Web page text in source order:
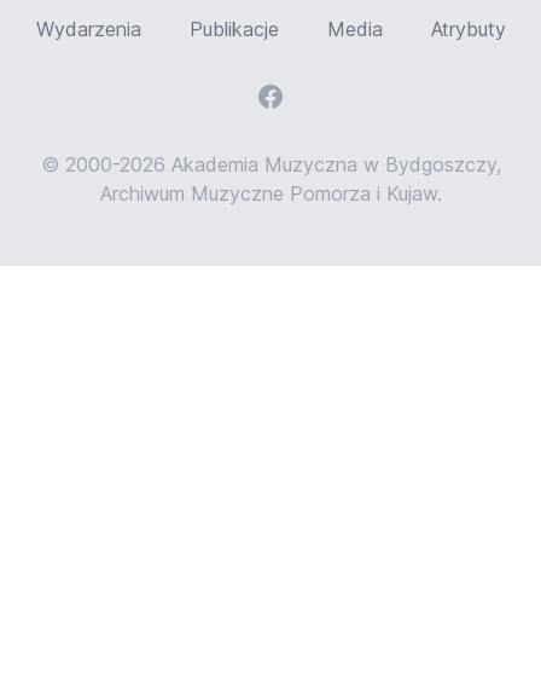
Wydarzenia Publikacje Media Atrybuty
© 2000-2026 Akademia Muzyczna w Bydgoszczy,
Archiwum Muzyczne Pomorza i Kujaw.